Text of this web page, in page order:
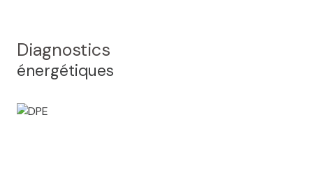
Diagnostics
énergétiques